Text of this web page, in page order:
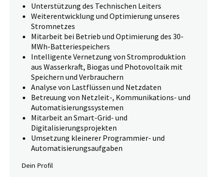
Unterstützung des Technischen Leiters
Weiterentwicklung und Optimierung unseres
Stromnetzes
Mitarbeit bei Betrieb und Optimierung des 30-
MWh-Batteriespeichers
Intelligente Vernetzung von Stromproduktion
aus Wasserkraft, Biogas und Photovoltaik mit
Speichern und Verbrauchern
Analyse von Lastflüssen und Netzdaten
Betreuung von Netzleit-, Kommunikations- und
Automatisierungssystemen
Mitarbeit an Smart-Grid- und
Digitalisierungsprojekten
Umsetzung kleinerer Programmier- und
Automatisierungsaufgaben
Dein Profil